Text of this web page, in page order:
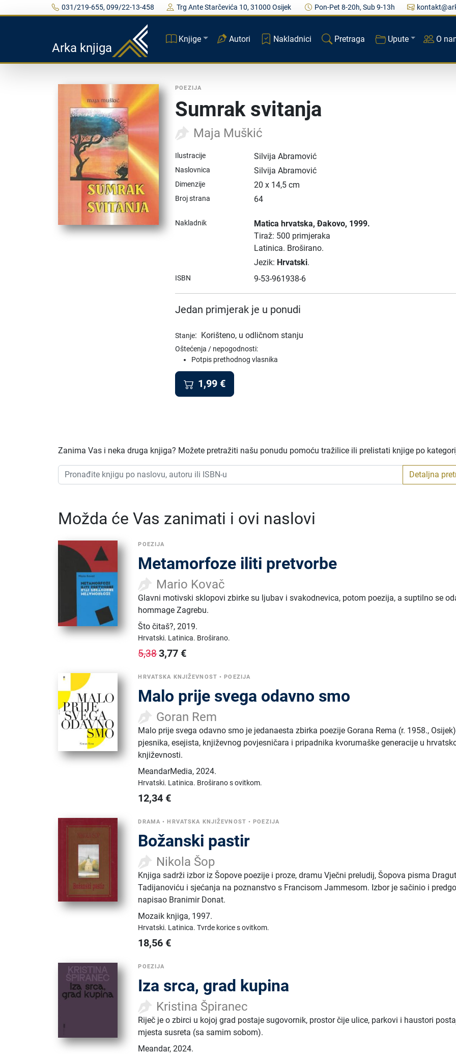
031/219-655, 099/22-13-458 Trg Ante Starčevića 10, 31000 Osijek Pon-Pet 8-20h, Sub 9-13h
Arka knjiga
Knjige Autori Nakladnici Pretraga Upute O
POEZIJA
Sumrak svitanja
Maja Muškić
Ilustracije Silvija Abramović
Naslovnica Silvija Abramović
Dimenzije 20 x 14,5 cm
Broj strana 64
Nakladnik Matica hrvatska, Đakovo, 1999.
Tiraž: 500 primjeraka
Latinica. Broširano.
Jezik: Hrvatski.
ISBN 9-53-961938-6
Jedan primjerak je u ponudi
Stanje: Korišteno, u odličnom stanju
Oštećenja / nepogodnosti:
Potpis prethodnog vlasnika
1,99 €
Zanima Vas i neka druga knjiga? Možete pretražiti našu ponudu pomoću tražilice ili prelistati knjige po
Detaljna
Možda će Vas zanimati i ovi naslovi
POEZIJA
Metamorfoze iliti pretvorbe
Mario Kovač
Glavni motivski sklopovi zbirke su ljubav i svakodnevica, potom poezija, a suptilno se
hommage Zagrebu.
Što čitaš?,2019.
Hrvatski. Latinica. Broširano.
5,383,77 €
HRVATSKA KNJIŽEVNOST •POEZIJA
Malo prije svega odavno smo
Goran Rem
Malo prije svega odavno smo je jedanaesta zbirka poezije Gorana Rema (r. 1958.,
pjesnika, esejista, književnog povjesničara i pripadnika kvorumaške generacije u
književnosti.
MeandarMedia,2024.
Hrvatski. Latinica. Broširano s ovitkom.
12,34 €
DRAMA •HRVATSKA KNJIŽEVNOST •POEZIJA
Božanski pastir
Nikola Šop
Knjiga sadrži izbor iz Šopove poezije i proze, dramu Vječni preludij, Šopova pisma
Tadijanoviću i sjećanja na poznanstvo s Francisom Jammesom. Izbor je sačinio i
napisao Branimir Donat.
Mozaik knjiga, 1997.
Hrvatski. Latinica.Tvrde korice s ovitkom.
18,56 €
POEZIJA
Iza srca, grad kupina
Kristina Špiranec
Riječ je o zbirci u kojoj grad postaje sugovornik, prostor čije ulice, parkovi i haustori
mjesta susreta (sa samim sobom).
Meandar,2024.